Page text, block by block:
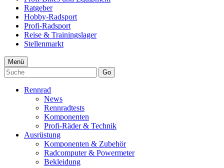
Ratgeber
Hobby-Radsport
Profi-Radsport
Reise & Trainingslager
Stellenmarkt
Menü
Go
Rennrad
News
Rennradtests
Komponenten
Profi-Räder & Technik
Ausrüstung
Komponenten & Zubehör
Radcomputer & Powermeter
Bekleidung